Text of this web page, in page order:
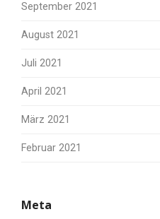
September 2021
August 2021
Juli 2021
April 2021
März 2021
Februar 2021
Meta